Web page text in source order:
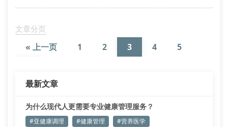
广东君悦营养医学实验室配备国际先进的生物分子检测
设备，可进行基因表达分析、代谢组学检测等23项专项
文章分页
« 上一页 1 2 3 4
5
最新文章
为什么现代人更需要专业健康管理服务？
#亚健康调理 #健康管理 #营养医学